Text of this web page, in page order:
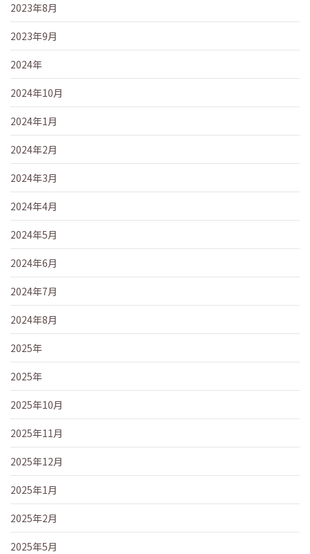
2023年8月
2023年9月
2024年
2024年10月
2024年1月
2024年2月
2024年3月
2024年4月
2024年5月
2024年6月
2024年7月
2024年8月
2025年
2025年
2025年10月
2025年11月
2025年12月
2025年1月
2025年2月
2025年5月